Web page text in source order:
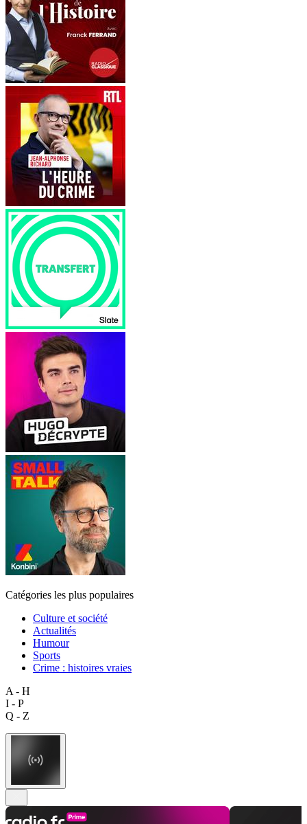
Catégories les plus populaires
Culture et société
Actualités
Humour
Sports
Crime : histoires vraies
A - H
I - P
Q - Z